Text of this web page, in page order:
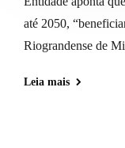
até 2050,
Riograndense de
Leia mais